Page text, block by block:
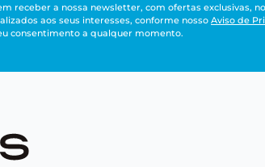
receber a nossa newsletter, com ofertas exclusivas,
aos seus interesses, conforme nosso Aviso de
consentimento a qualquer momento.